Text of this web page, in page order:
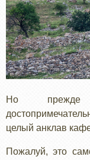
Но прежде
целый анклав
Пожалуй, это